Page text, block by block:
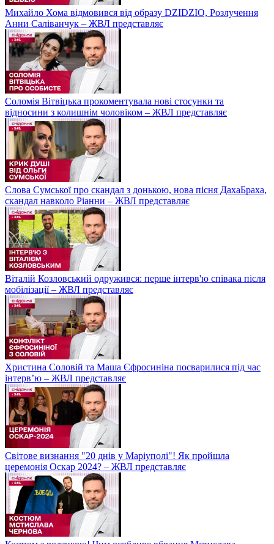
Михайло Хома відмовився від образу DZIDZIO, Розлучення
Анни Саліванчук – ЖВЛ представляє
Соломія Вітвіцька прокоментувала нові стосунки та
відносини з колишнім чоловіком – ЖВЛ представляє
Слова Сумської про скандал з донькою, нова пісня ДахаБраха,
скандал навколо Ріанни – ЖВЛ представляє
Віталій Козловський одружився: перше інтерв'ю співака після
мобілізації – ЖВЛ представляє
Христина Соловій та Маша Єфросиніна посварилися під час
інтерв’ю – ЖВЛ представляє
Світове визнання "20 днів у Маріуполі"! Як пройшла
церемонія Оскар 2024? – ЖВЛ представляє